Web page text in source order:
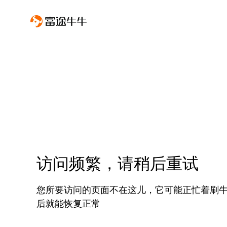
访问频繁，请稍后重试
您所要访问的页面不在这儿，它可能正忙着刷
后就能恢复正常